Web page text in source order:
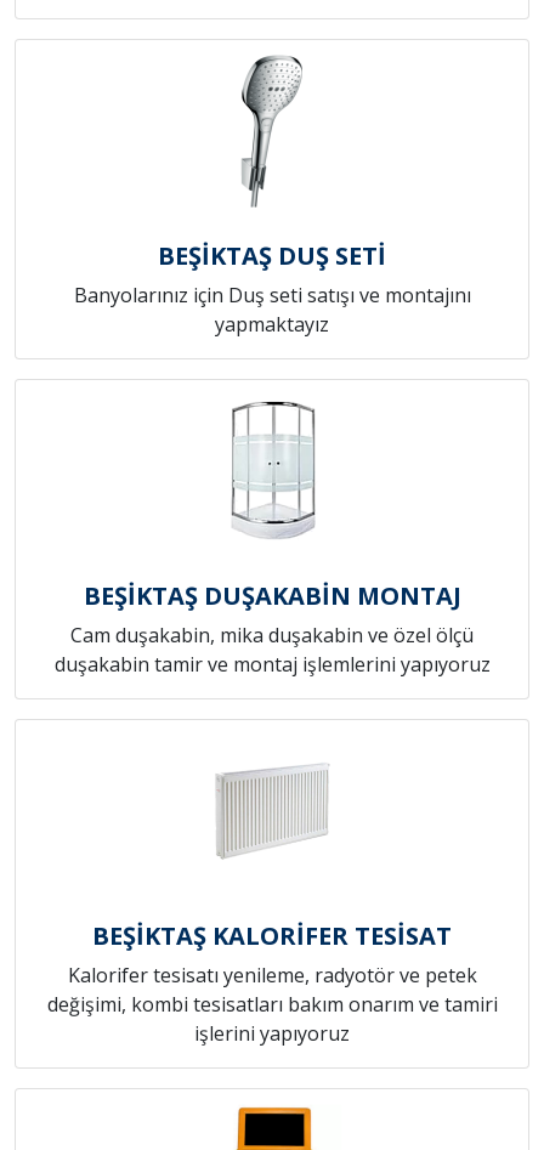
BEŞİKTAŞ DUŞ SETİ
Banyolarınız için Duş seti satışı ve montajını
yapmaktayız
BEŞİKTAŞ DUŞAKABİN MONTAJ
Cam duşakabin, mika duşakabin ve özel ölçü
duşakabin tamir ve montaj işlemlerini yapıyoruz
BEŞİKTAŞ KALORİFER TESİSAT
Kalorifer tesisatı yenileme, radyotör ve petek
değişimi, kombi tesisatları bakım onarım ve tamiri
işlerini yapıyoruz